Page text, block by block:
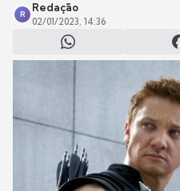
R
Redação
02/01/2023, 14:36